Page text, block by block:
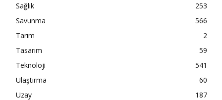
Sağlık
253
Savunma
566
Tarım
2
Tasarım
59
Teknoloji
541
Ulaştırma
60
Uzay
187